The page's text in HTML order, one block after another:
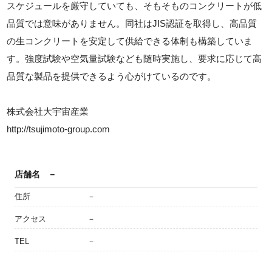
スケジュールを厳守していても、そもそものコンクリートが低
品質では意味がありません。同社はJIS認証を取得し、高品質
の生コンクリートを安定して供給できる体制も構築していま
す。強度試験や空気量試験なども随時実施し、要求に応じて高
品質な製品を提供できるよう心がけているのです。
株式会社大宇宙産業
http://tsujimoto-group.com
店舗名 －
住所 －
アクセス －
TEL －